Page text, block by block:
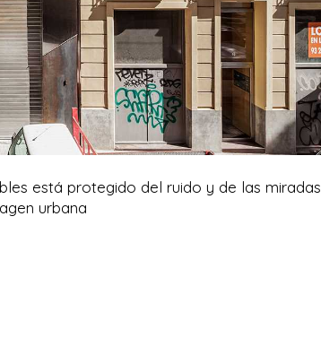
está protegido del ruido y de las miradas
urbana